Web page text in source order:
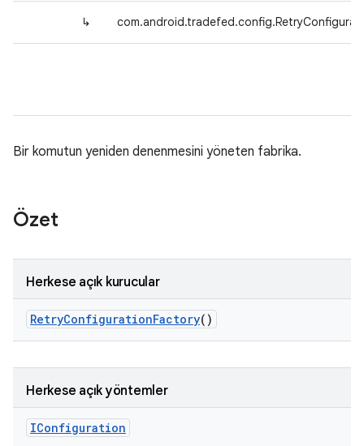
↳
Bir komutun yeniden denenmesini yöneten fabrika.
Özet
Herkese açık kurucular
RetryConfigurationFactory()
Herkese açık yöntemler
IConfiguration